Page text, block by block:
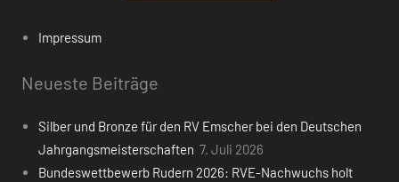
Impressum
Neueste Beiträge
Silber und Bronze für den RV Emscher bei den Deutschen
Jahrgangsmeisterschaften 7. Juli 2026
Bundeswettbewerb Rudern 2026: RVE-Nachwuchs holt